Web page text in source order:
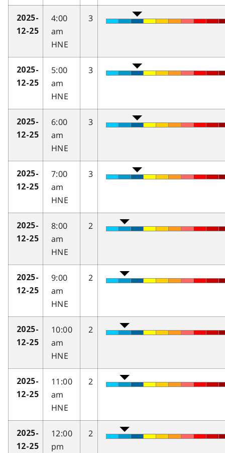
2025-
12-25
4:00
am
HNE
3
2025-
12-25
5:00
am
HNE
3
2025-
12-25
6:00
am
HNE
3
2025-
12-25
7:00
am
HNE
3
2025-
12-25
8:00
am
HNE
2
2025-
12-25
9:00
am
HNE
2
2025-
12-25
10:00
am
HNE
2
2025-
12-25
11:00
am
HNE
2
2025-
12-25
12:00
pm
2